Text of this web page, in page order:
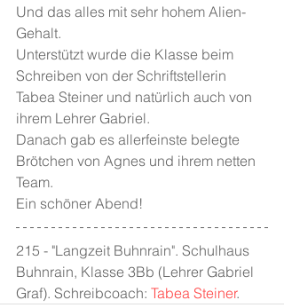
Und das alles mit sehr hohem Alien-
Gehalt.
Unterstützt wurde die Klasse beim
Schreiben von der Schriftstellerin
Tabea Steiner und natürlich auch von
ihrem Lehrer Gabriel.
Danach gab es allerfeinste belegte
Brötchen von Agnes und ihrem netten
Team.
Ein schöner Abend!
215 - "Langzeit Buhnrain". Schulhaus
Buhnrain, Klasse 3Bb (Lehrer Gabriel
Graf). Schreibcoach: Tabea Steiner.